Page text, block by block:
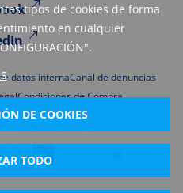
tipos de cookies de forma
en cualquier
DE COOKIES
TODO
datos internaCanal de denuncias
Condiciones de Compra